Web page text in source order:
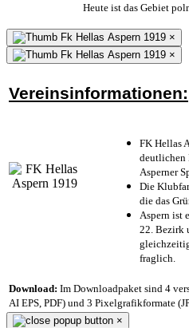
Heute ist das Gebiet
×
×
Vereinsinformationen:
FK Hellas
deutlichen
Asperner
Die
die das
Aspern ist
22. Bezirk
fraglich.
Download: Im Downloadpaket sind 4
AI EPS, PDF) und 3 Pixelgrafikformate
×